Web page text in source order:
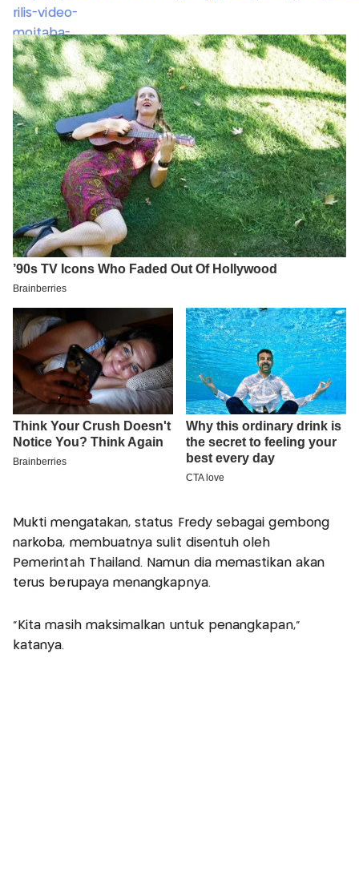
Mukti mengatakan, status Fredy sebagai gembong
narkoba, membuatnya sulit disentuh oleh
Pemerintah Thailand. Namun dia memastikan akan
terus berupaya menangkapnya.
"Kita masih maksimalkan untuk penangkapan,"
katanya.